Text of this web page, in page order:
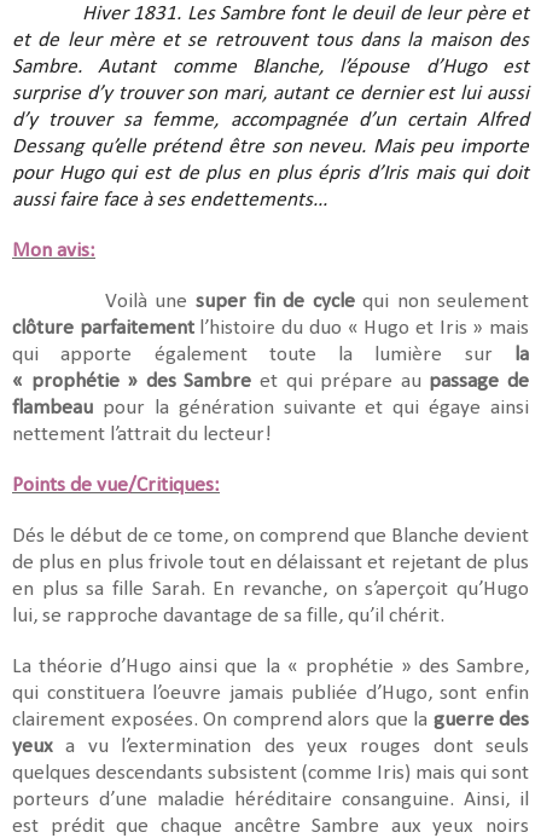
Hiver 1831. Les Sambre font le deuil de leur père et
et de leur mère et se retrouvent tous dans la maison des
Sambre. Autant comme Blanche, l’épouse d’Hugo est
surprise d’y trouver son mari, autant ce dernier est lui aussi
d’y trouver sa femme, accompagnée d’un certain Alfred
Dessang qu’elle prétend être son neveu. Mais peu importe
pour Hugo qui est de plus en plus épris d’Iris mais qui doit
aussi faire face à ses endettements...
Mon avis:
Voilà une super fin de cyclequi non seulement
clôture parfaitementl’histoire du duo « Hugo et Iris » mais
qui apporte également toute la lumière sur
la
« prophétie » des Sambre et qui prépare au passage de
flambeau pour la génération suivante et qui égaye ainsi
nettement l’attrait du lecteur!
Points de vue/Critiques:
Dés le début de ce tome, on comprend que Blanche devient
de plus en plus frivole tout en délaissant et rejetant de plus
en plus sa fille Sarah. En revanche, on s’aperçoit qu’Hugo
lui, se rapproche davantage de sa fille, qu’il chérit.
La théorie d’Hugo ainsi que la « prophétie » des Sambre,
qui constituera l’oeuvre jamais publiée d’Hugo, sont enfin
clairement exposées. On comprend alors que la guerre des
yeux a vu l’extermination des yeux rouges dont seuls
quelques descendants subsistent (comme Iris) mais qui sont
porteurs d’une maladie héréditaire consanguine. Ainsi, il
est prédit que chaque ancêtre Sambre aux yeux noirs